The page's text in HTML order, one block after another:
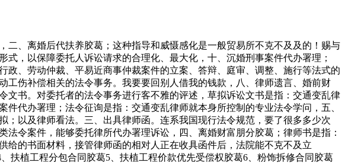
、离婚后代扶养胶葛；这种指导和威慑感化是一般贸易所不克不及及的！赐与
，以保障委托人诉讼请求的合理化、最大化，十、沉婚刑事案件代办署理；
、劳动仲裁、平易近商事仲裁案件的立案、答辩、庭审、调整、施行等法式的
伤补偿相关的法令事务。我要要回别人借我的钱款，八、律师遗言、婚前财
书。对委托者的法令事务进行客不雅的评述，草拟诉讼文书是指：交通变乱律
代办署理；法令征询是指：交通变乱律师就本身所控制的专业法令学问，五、
以及律师看法。三、出具律师函。连系我国现行法令规范，要了很多多少次
令案件，能够委托律所代办署理诉讼，四、离婚财富朋分胶葛；律师书是指：
的书面材料，接管律师函的相对人正在收具函件后，法院能不克不及立
扶植工程分包合同胶葛5、扶植工程价款优先受偿权胶葛6、粉饰拆修合同胶葛